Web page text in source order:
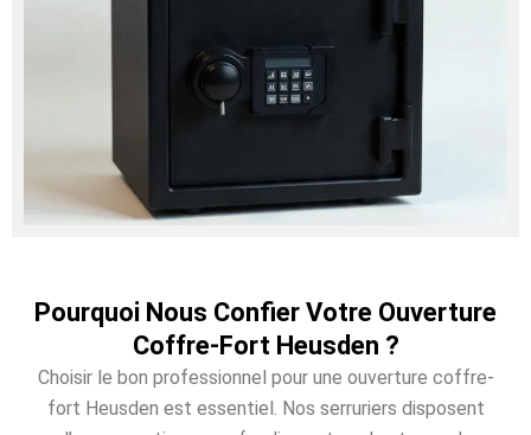
Pourquoi Nous Confier Votre Ouverture
Coffre-Fort Heusden ?
Choisir le bon professionnel pour une ouverture coffre-
fort Heusden est essentiel. Nos serruriers disposent